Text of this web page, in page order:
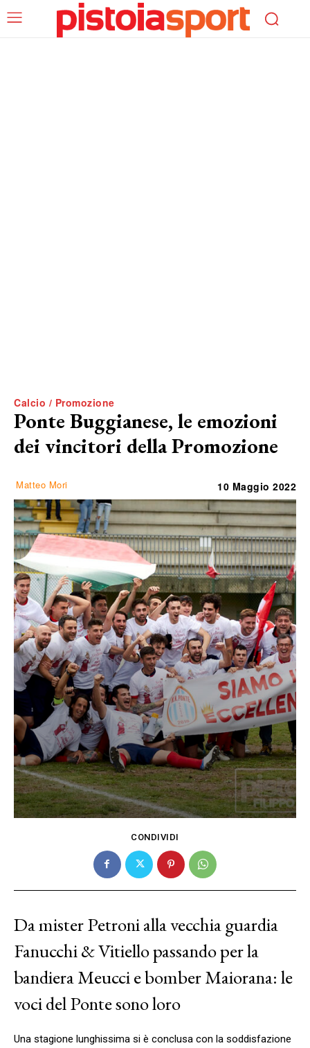
Calcio / Promozione
Ponte Buggianese, le emozioni
dei vincitori della Promozione
Matteo Mori 10 Maggio 2022
CONDIVIDI
Da mister Petroni alla vecchia guardia
Fanucchi & Vitiello passando per la
bandiera Meucci e bomber Maiorana: le
voci del Ponte sono loro
Una stagione lunghissima si è conclusa con la soddisfazione